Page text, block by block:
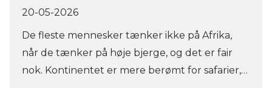
20-05-2026
De fleste mennesker tænker ikke på Afrika,
når de tænker på høje bjerge, og det er fair
nok. Kontinentet er mere berømt for safarier,